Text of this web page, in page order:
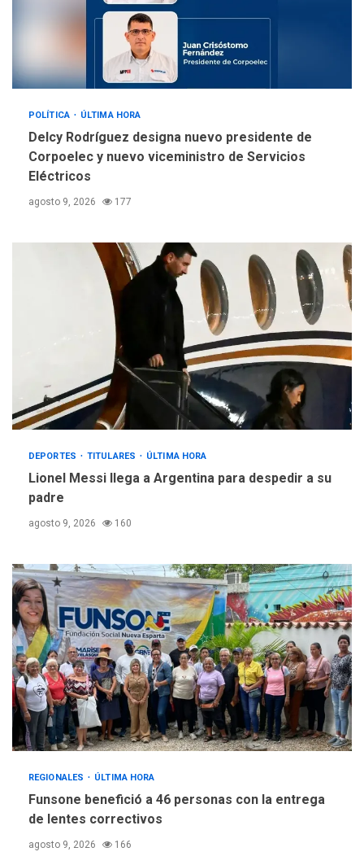
Núcleo del Sistema de
Orquestas Porlamar
POLÍTICA ÚLTIMA HORA
Delcy Rodríguez designa nuevo presidente de
Corpoelec y nuevo viceministro de Servicios
Eléctricos
agosto 9, 2026 177
DEPORTES TITULARES ÚLTIMA HORA
Lionel Messi llega a Argentina para despedir a su
padre
agosto 9, 2026 160
REGIONALES ÚLTIMA HORA
Funsone benefició a 46 personas con la entrega
de lentes correctivos
agosto 9, 2026 166